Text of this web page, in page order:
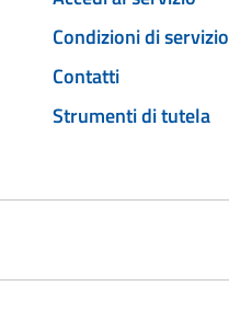
Condizioni di servizio
Contatti
Strumenti di tutela